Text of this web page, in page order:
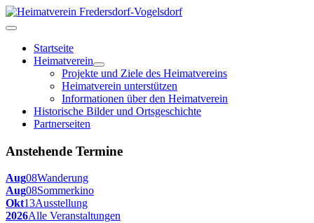
Startseite
Heimatverein
Projekte und Ziele des Heimatvereins
Heimatverein unterstützen
Informationen über den Heimatverein
Historische Bilder und Ortsgeschichte
Partnerseiten
Anstehende Termine
Aug08Wanderung
Aug08Sommerkino
Okt13Ausstellung
2026Alle Veranstaltungen